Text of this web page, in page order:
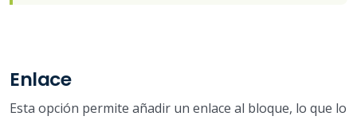
Enlace
Esta opción permite añadir un enlace al bloque, lo que lo